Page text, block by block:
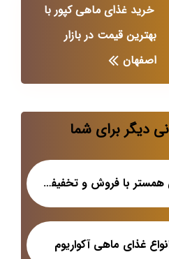
خرید غذای ماهی کپور با
بهترین قیمت در بازار
اصفهان
دیگر برای شما
سایت غذای همستر با فروش و تخفیفات ویژه
غذای ماهی آکواریوم